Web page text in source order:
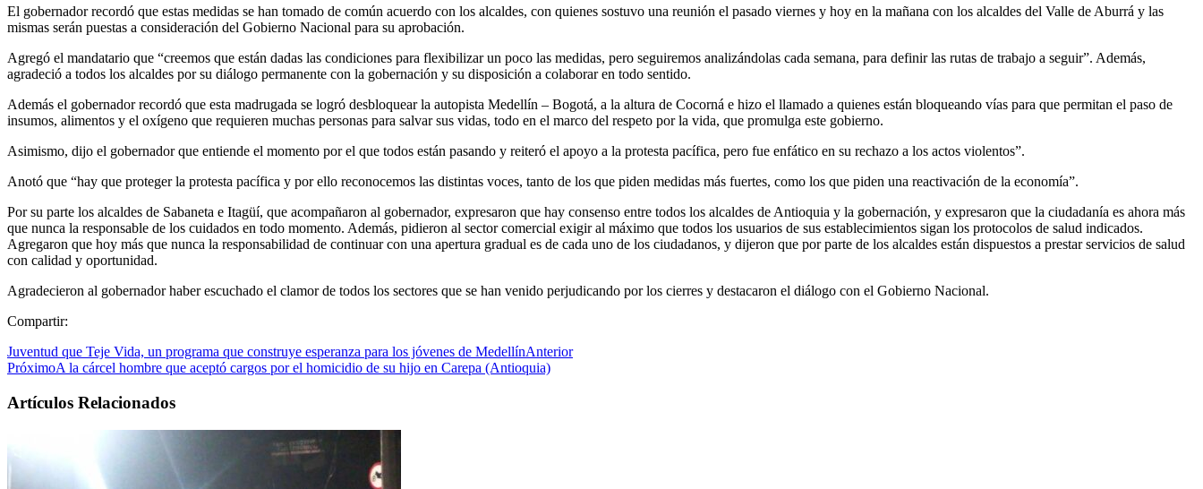
El gobernador recordó que estas medidas se han tomado de común acuerdo con los alcaldes, con quienes sostuvo una reunión el pasado viernes y hoy en la mañana con los alcaldes del Valle de Aburrá y las
mismas serán puestas a consideración del Gobierno Nacional para su aprobación.
Agregó el mandatario que “creemos que están dadas las condiciones para flexibilizar un poco las medidas, pero seguiremos analizándolas cada semana, para definir las rutas de trabajo a seguir”. Además,
agradeció a todos los alcaldes por su diálogo permanente con la gobernación y su disposición a colaborar en todo sentido.
Además el gobernador recordó que esta madrugada se logró desbloquear la autopista Medellín – Bogotá, a la altura de Cocorná e hizo el llamado a quienes están bloqueando vías para que permitan el paso de
insumos, alimentos y el oxígeno que requieren muchas personas para salvar sus vidas, todo en el marco del respeto por la vida, que promulga este gobierno.
Asimismo, dijo el gobernador que entiende el momento por el que todos están pasando y reiteró el apoyo a la protesta pacífica, pero fue enfático en su rechazo a los actos violentos”.
Anotó que “hay que proteger la protesta pacífica y por ello reconocemos las distintas voces, tanto de los que piden medidas más fuertes, como los que piden una reactivación de la economía”.
Por su parte los alcaldes de Sabaneta e Itagüí, que acompañaron al gobernador, expresaron que hay consenso entre todos los alcaldes de Antioquia y la gobernación, y expresaron que la ciudadanía es ahora más
que nunca la responsable de los cuidados en todo momento. Además, pidieron al sector comercial exigir al máximo que todos los usuarios de sus establecimientos sigan los protocolos de salud indicados.
Agregaron que hoy más que nunca la responsabilidad de continuar con una apertura gradual es de cada uno de los ciudadanos, y dijeron que por parte de los alcaldes están dispuestos a prestar servicios de salud
con calidad y oportunidad.
Agradecieron al gobernador haber escuchado el clamor de todos los sectores que se han venido perjudicando por los cierres y destacaron el diálogo con el Gobierno Nacional.
Compartir:
Juventud que Teje Vida, un programa que construye esperanza para los jóvenes de MedellínAnterior
PróximoA la cárcel hombre que aceptó cargos por el homicidio de su hijo en Carepa (Antioquia)
Artículos Relacionados